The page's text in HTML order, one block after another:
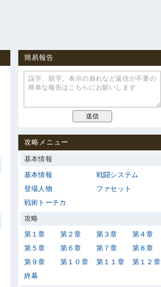
簡易報告
攻略メニュー
基本情報
基本情報
戦闘システム
登場人物
ファセット
戦術トーチカ
攻略
第１章
第２章 第３章
第４章
第５章
第６章 第７章
第８章
第９章
第１０章 第１１章
第１２章
終幕